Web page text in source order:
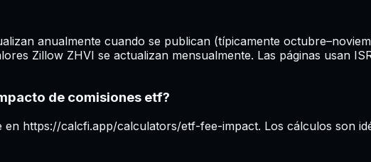
anualmente cuando se publican (típicamente
Zillow ZHVI se actualizan mensualmente. Las páginas usan
de comisiones etf?
https://calcfi.app/calculators/etf-fee-impact. Los cálculos son